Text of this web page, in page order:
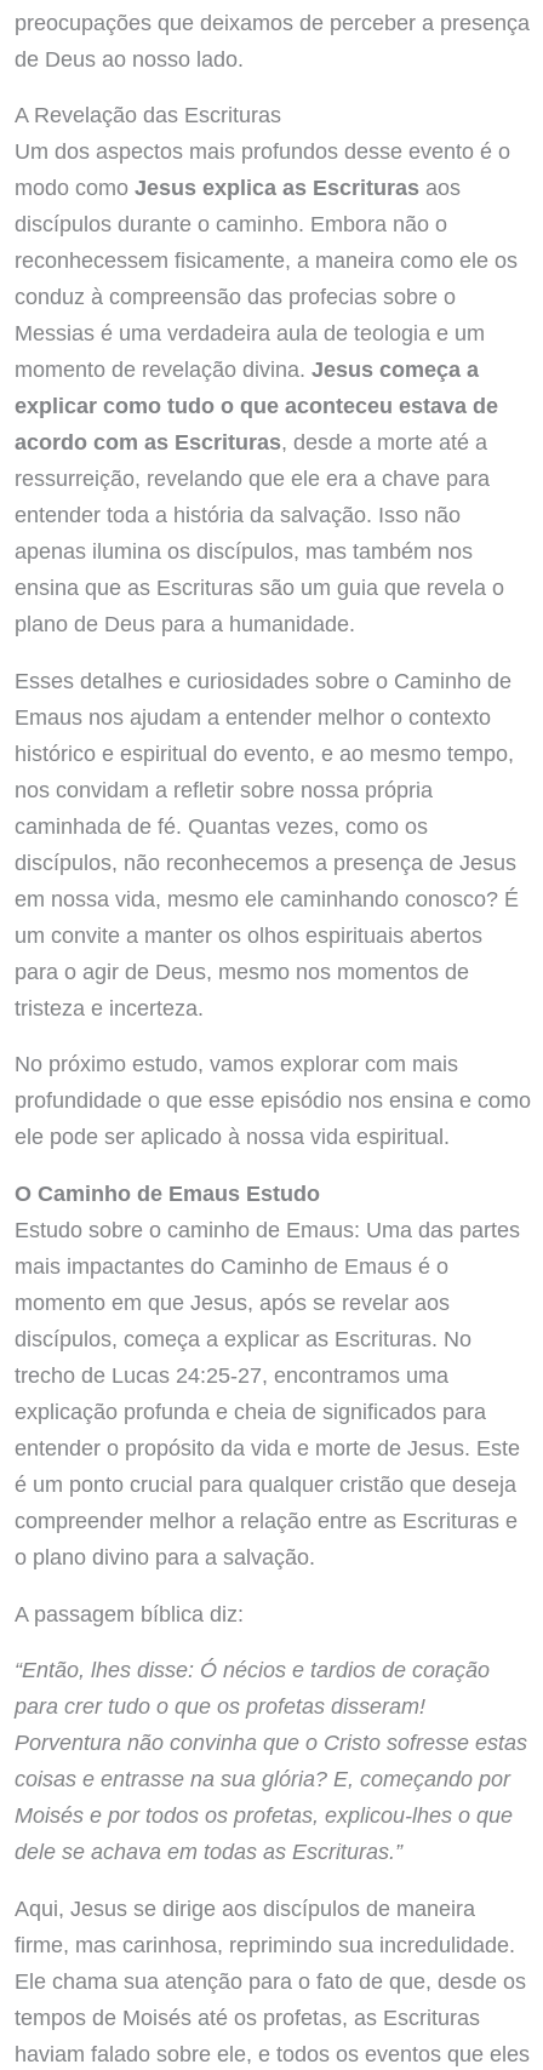
preocupações que deixamos de perceber a presença
de Deus ao nosso lado.
A Revelação das Escrituras
Um dos aspectos mais profundos desse evento é o
modo como Jesus explica as Escriturasaos
discípulos durante o caminho. Embora não o
reconhecessem fisicamente, a maneira como ele os
conduz à compreensão das profecias sobre o
Messias é uma verdadeira aula de teologia e um
momento de revelação divina. Jesus começa a
explicar como tudo o que aconteceu estava de
acordo com as Escrituras, desde a morte até a
ressurreição, revelando que ele era a chave para
entender toda a história da salvação. Isso não
apenas ilumina os discípulos, mas também nos
ensina que as Escrituras são um guia que revela o
plano de Deus para a humanidade.
Esses detalhes e curiosidades sobre o Caminho de
Emaus nos ajudam a entender melhor o contexto
histórico e espiritual do evento, e ao mesmo tempo,
nos convidam a refletir sobre nossa própria
caminhada de fé. Quantas vezes, como os
discípulos, não reconhecemos a presença de Jesus
em nossa vida, mesmo ele caminhando conosco? É
um convite a manter os olhos espirituais abertos
para o agir de Deus, mesmo nos momentos de
tristeza e incerteza.
No próximo estudo, vamos explorar com mais
profundidade o que esse episódio nos ensina e como
ele pode ser aplicado à nossa vida espiritual.
O Caminho de Emaus Estudo
Estudo sobre o caminho de Emaus: Uma das partes
mais impactantes do Caminho de Emaus é o
momento em que Jesus, após se revelar aos
discípulos, começa a explicar as Escrituras. No
trecho de Lucas 24:25-27, encontramos uma
explicação profunda e cheia de significados para
entender o propósito da vida e morte de Jesus. Este
é um ponto crucial para qualquer cristão que deseja
compreender melhor a relação entre as Escrituras e
o plano divino para a salvação.
A passagem bíblica diz:
“Então, lhes disse: Ó nécios e tardios de coração
para crer tudo o que os profetas disseram!
Porventura não convinha que o Cristo sofresse estas
coisas e entrasse na sua glória? E, começando por
Moisés e por todos os profetas, explicou-lhes o que
dele se achava em todas as Escrituras.”
Aqui, Jesus se dirige aos discípulos de maneira
firme, mas carinhosa, reprimindo sua incredulidade.
Ele chama sua atenção para o fato de que, desde os
tempos de Moisés até os profetas, as Escrituras
haviam falado sobre ele, e todos os eventos que eles